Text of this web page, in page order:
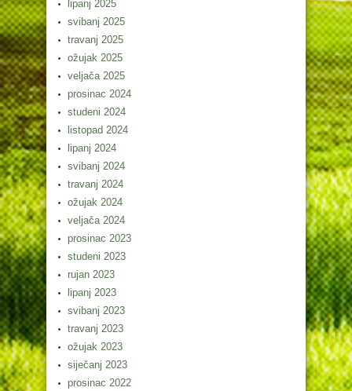
lipanj 2025
svibanj 2025
travanj 2025
ožujak 2025
veljača 2025
prosinac 2024
studeni 2024
listopad 2024
lipanj 2024
svibanj 2024
travanj 2024
ožujak 2024
veljača 2024
prosinac 2023
studeni 2023
rujan 2023
lipanj 2023
svibanj 2023
travanj 2023
ožujak 2023
siječanj 2023
prosinac 2022